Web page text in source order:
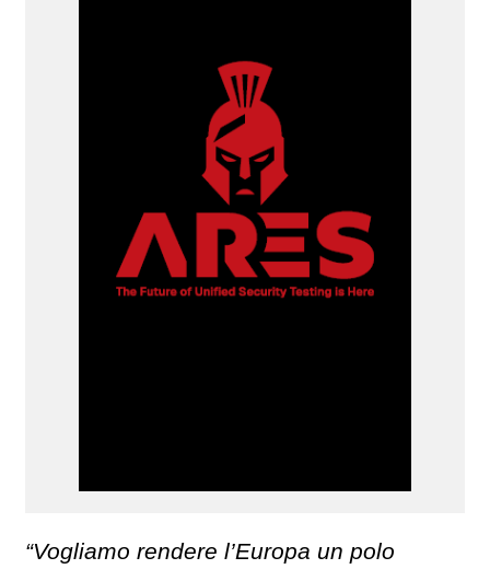
“Vogliamo rendere l’Europa un polo